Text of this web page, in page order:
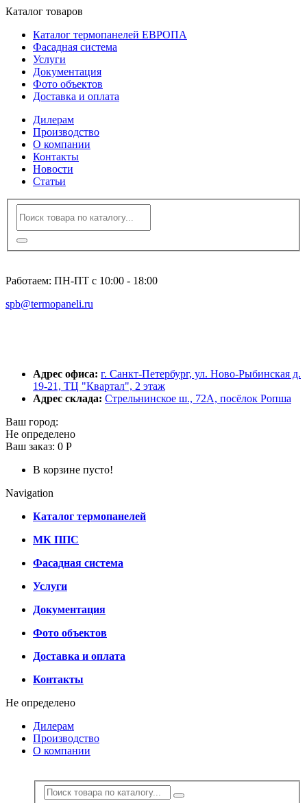
Каталог товаров
Каталог термопанелей ЕВРОПА
Фасадная система
Услуги
Документация
Фото объектов
Доставка и оплата
Дилерам
Производство
О компании
Контакты
Новости
Статьи
Работаем: ПН-ПТ с 10:00 - 18:00
spb@termopaneli.ru
Адрес офиса: г. Санкт-Петербург, ул. Ново-Рыбинская д.
19-21, ТЦ "Квартал", 2 этаж
Адрес склада: Стрельнинское ш., 72А, посёлок Ропша
Ваш город:
Не определено
Ваш заказ: 0 Р
В корзине пусто!
Navigation
Каталог термопанелей
МК ППС
Фасадная система
Услуги
Документация
Фото объектов
Доставка и оплата
Контакты
Не определено
Дилерам
Производство
О компании